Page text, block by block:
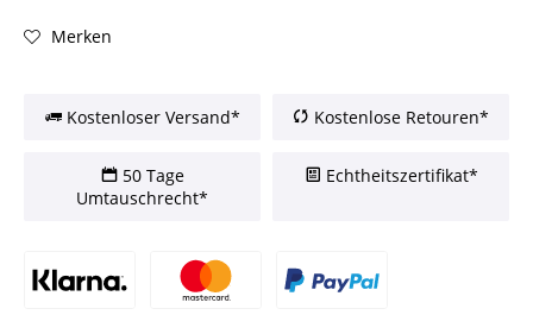
Merken
Kostenloser Versand* Kostenlose Retouren*
50 Tage
Umtauschrecht*
Echtheitszertifikat*